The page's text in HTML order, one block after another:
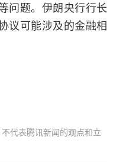
问题。伊朗央行行长
议可能涉及的金融相
代表腾讯新闻的观点和立